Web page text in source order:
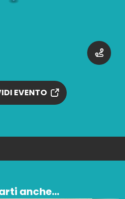
EVENTO
anche...